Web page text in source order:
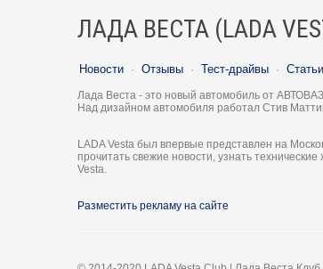
ЛАДА ВЕСТА (LADA
Новости · Отзывы · Тест-драйвы · Статьи
Лада Веста - это новый автомобиль от
Над дизайном автомобиля работал Стив
LADA Vesta был впервые представлен на
прочитать свежие новости, узнать
Vesta.
Разместить рекламу на сайте